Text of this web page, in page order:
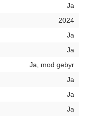
Ja
2024
Ja
Ja
Ja, mod gebyr
Ja
Ja
Ja